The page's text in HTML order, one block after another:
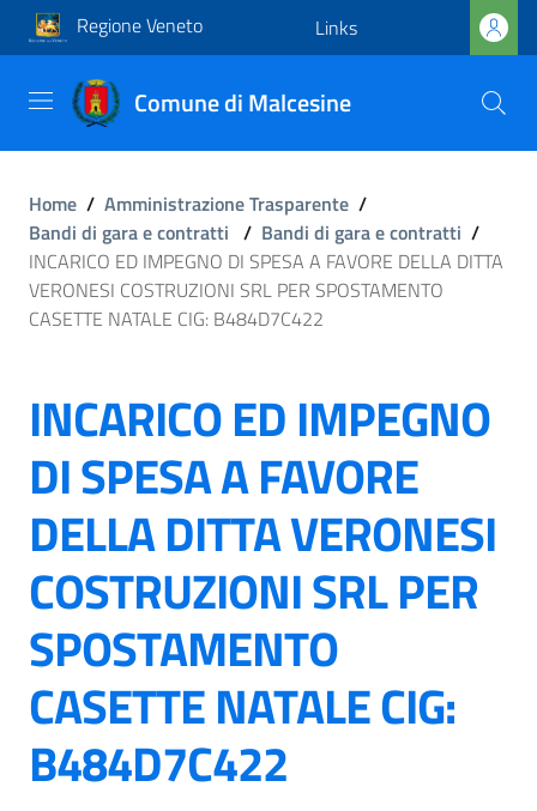
Regione Veneto Links
Comune di Malcesine
Home / Amministrazione Trasparente /
Bandi di gara e contratti / Bandi di gara e contratti /
INCARICO ED IMPEGNO DI SPESA A FAVORE DELLA DITTA
VERONESI COSTRUZIONI SRL PER SPOSTAMENTO
CASETTE NATALE CIG: B484D7C422
INCARICO ED IMPEGNO
DI SPESA A FAVORE
DELLA DITTA VERONESI
COSTRUZIONI SRL PER
SPOSTAMENTO
CASETTE NATALE CIG:
B484D7C422